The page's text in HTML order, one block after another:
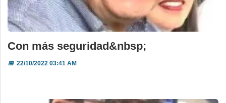
Con más seguridad&nbsp;
📅22/10/2022 03:41 AM